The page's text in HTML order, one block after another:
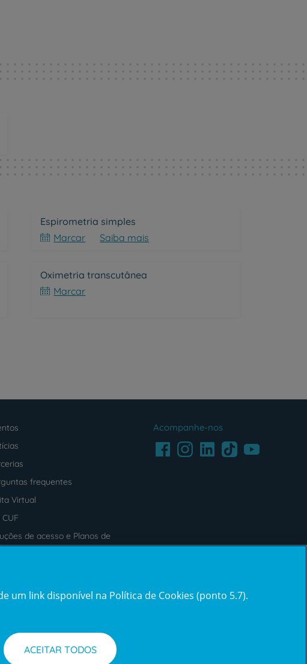
Espirometria simples
Marcar
Saiba mais
Oximetria transcutânea
Marcar
frequentes
Virtual
de acesso e Planos de
Acompanhe-nos
FacebookInstagramLinkedInTikTokYoutube
Reclamações e Elogios
um link disponível na Política de Cookies (ponto 5.7).
ACEITAR TODOS